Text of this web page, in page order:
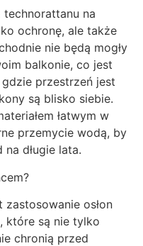
technorattanu na
ochronę, ale także
nie będą mogły
balkonie, co jest
przestrzeń jest
są blisko siebie.
łatwym w
przemycie wodą, by
długie lata.
osłon
które są nie tylko
chronią przed